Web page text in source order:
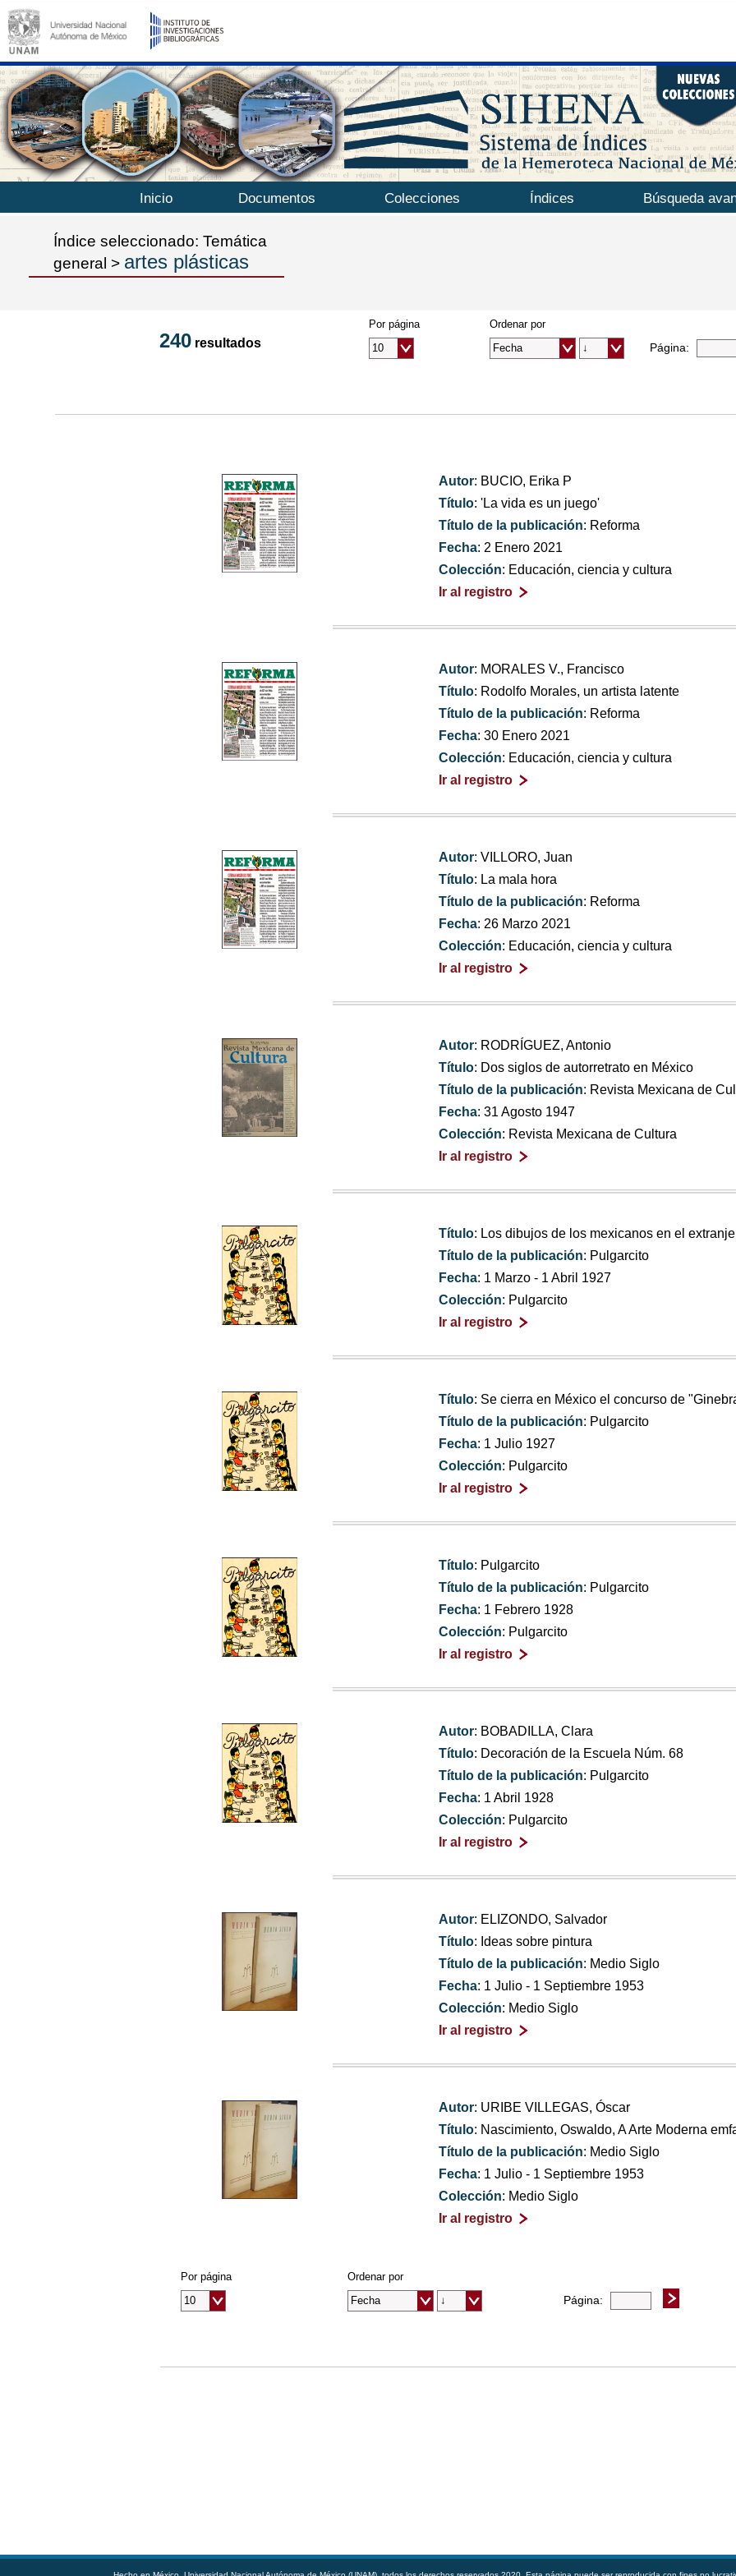
Inicio Documentos Colecciones Índices Búsqueda
Índice seleccionado: Temática
general > artes plásticas
240resultados
Ordenar por
Por página
Página:
Autor: BUCIO, Erika P
Título: 'La vida es un juego'
Título de la publicación: Reforma
Fecha: 2 Enero 2021
Colección: Educación, ciencia y cultura
Ir al registro
Autor: MORALES V., Francisco
Título: Rodolfo Morales, un artista latente
Título de la publicación: Reforma
Fecha: 30 Enero 2021
Colección: Educación, ciencia y cultura
Ir al registro
Autor: VILLORO, Juan
Título: La mala hora
Título de la publicación: Reforma
Fecha: 26 Marzo 2021
Colección: Educación, ciencia y cultura
Ir al registro
Autor: RODRÍGUEZ, Antonio
Título: Dos siglos de autorretrato en México
Título de la publicación: Revista Mexicana de
Fecha: 31 Agosto 1947
Colección: Revista Mexicana de Cultura
Ir al registro
Título: Los dibujos de los mexicanos en el
Título de la publicación: Pulgarcito
Fecha: 1 Marzo - 1 Abril 1927
Colección: Pulgarcito
Ir al registro
Título: Se cierra en México el concurso de
Título de la publicación: Pulgarcito
Fecha: 1 Julio 1927
Colección: Pulgarcito
Ir al registro
Título: Pulgarcito
Título de la publicación: Pulgarcito
Fecha: 1 Febrero 1928
Colección: Pulgarcito
Ir al registro
Autor: BOBADILLA, Clara
Título: Decoración de la Escuela Núm. 68
Título de la publicación: Pulgarcito
Fecha: 1 Abril 1928
Colección: Pulgarcito
Ir al registro
Autor: ELIZONDO, Salvador
Título: Ideas sobre pintura
Título de la publicación: Medio Siglo
Fecha: 1 Julio - 1 Septiembre 1953
Colección: Medio Siglo
Ir al registro
Autor: URIBE VILLEGAS, Óscar
Título: Nascimiento, Oswaldo, A Arte Moderna
Título de la publicación: Medio Siglo
Fecha: 1 Julio - 1 Septiembre 1953
Colección: Medio Siglo
Ir al registro
Ordenar por
Por página
Página: